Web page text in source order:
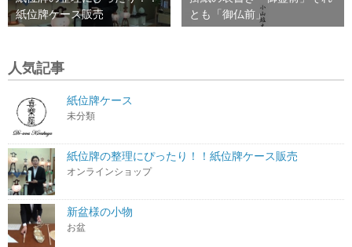
紙位牌ケース販売
とも「御仏前」
人気記事
紙位牌ケース
未分類
紙位牌の整理にぴったり！！紙位牌ケース販売
オンラインショップ
新盆様の小物
お盆